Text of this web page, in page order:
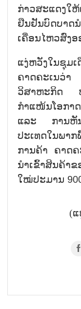
ກ່າວສະແດງໃ
ຢືນຢັນບົດບາ
ເຄື່ອນໄຫວສົ່ງອ
ແງ່ຫວັງໃນຊຸມ
ຄາດຄະເນ
ວິສາຫະກິດ ຫ
ກຳແໜ້ນໂອກາ
ແລະ ການຫັນ
ປະເທດໃນພາ
ການຄ້າ ຄາດຄ
ນຳເຂົ້າສິນຄ້າ
ໃໝ່ປະມານ
(